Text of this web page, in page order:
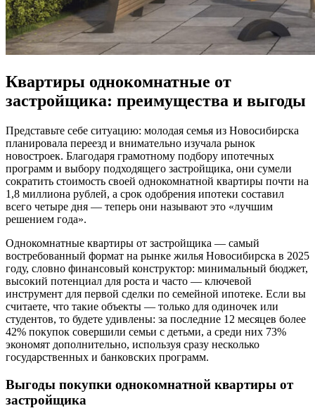
Квартиры однокомнатные от
застройщика: преимущества и выгоды
Представьте себе ситуацию: молодая семья из Новосибирска
планировала переезд и внимательно изучала рынок
новостроек. Благодаря грамотному подбору ипотечных
программ и выбору подходящего застройщика, они сумели
сократить стоимость своей однокомнатной квартиры почти на
1,8 миллиона рублей, а срок одобрения ипотеки составил
всего четыре дня — теперь они называют это «лучшим
решением года».
Однокомнатные квартиры от застройщика — самый
востребованный формат на рынке жилья Новосибирска в 2025
году, словно финансовый конструктор: минимальный бюджет,
высокий потенциал для роста и часто — ключевой
инструмент для первой сделки по семейной ипотеке. Если вы
считаете, что такие объекты — только для одиночек или
студентов, то будете удивлены: за последние 12 месяцев более
42% покупок совершили семьи с детьми, а среди них 73%
экономят дополнительно, используя сразу несколько
государственных и банковских программ.
Выгоды покупки однокомнатной квартиры от
застройщика